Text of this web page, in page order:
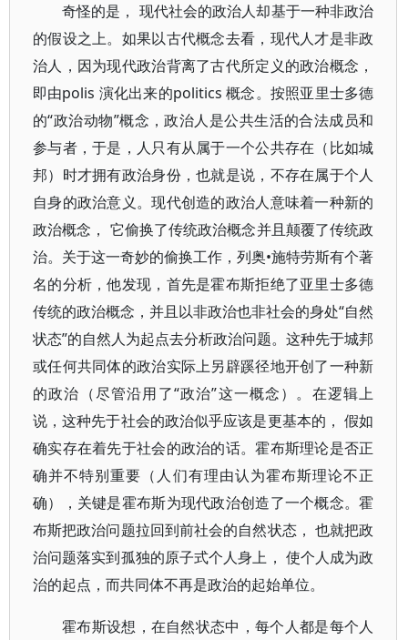
奇怪的是， 现代社会的政治人却基于一种非政治
的假设之上。如果以古代概念去看，现代人才是非政
治人，因为现代政治背离了古代所定义的政治概念，
即由polis 演化出来的politics 概念。按照亚里士多德
的“政治动物”概念，政治人是公共生活的合法成员和
参与者，于是，人只有从属于一个公共存在（比如城
邦）时才拥有政治身份，也就是说，不存在属于个人
自身的政治意义。现代创造的政治人意味着一种新的
政治概念， 它偷换了传统政治概念并且颠覆了传统政
治。关于这一奇妙的偷换工作，列奥•施特劳斯有个著
名的分析，他发现，首先是霍布斯拒绝了亚里士多德
传统的政治概念，并且以非政治也非社会的身处“自然
状态”的自然人为起点去分析政治问题。这种先于城邦
或任何共同体的政治实际上另辟蹊径地开创了一种新
的政治（尽管沿用了“政治”这一概念）。在逻辑上
说，这种先于社会的政治似乎应该是更基本的， 假如
确实存在着先于社会的政治的话。霍布斯理论是否正
确并不特别重要（人们有理由认为霍布斯理论不正
确），关键是霍布斯为现代政治创造了一个概念。霍
布斯把政治问题拉回到前社会的自然状态， 也就把政
治问题落实到孤独的原子式个人身上， 使个人成为政
治的起点，而共同体不再是政治的起始单位。
霍布斯设想，在自然状态中，每个人都是每个人